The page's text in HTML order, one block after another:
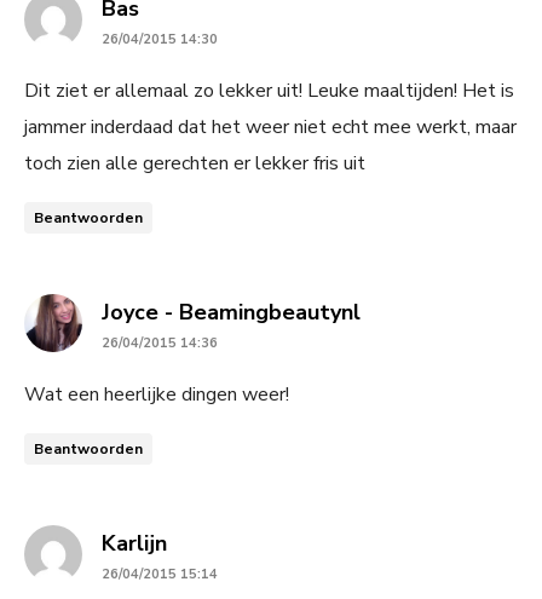
Bassays:
26/04/2015 14:30
Dit ziet er allemaal zo lekker uit! Leuke maaltijden! Het is
jammer inderdaad dat het weer niet echt mee werkt, maar
toch zien alle gerechten er lekker fris uit
Beantwoorden
Joyce - Beamingbeautynlsays:
26/04/2015 14:36
Wat een heerlijke dingen weer!
Beantwoorden
Karlijnsays:
26/04/2015 15:14